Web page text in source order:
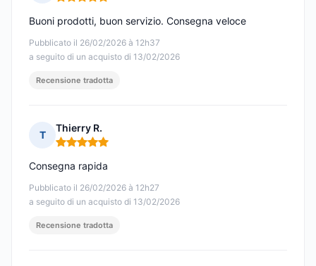
Nota: 5 su 5
Pubblicato il 26/02/2026 à 12h37
a seguito di un acquisto di 13/02/2026
Buoni prodotti, buon servizio. Consegna veloce
Recensione tradotta
T
Thierry R.
Nota: 5 su 5
Pubblicato il 26/02/2026 à 12h27
a seguito di un acquisto di 13/02/2026
Consegna rapida
Recensione tradotta